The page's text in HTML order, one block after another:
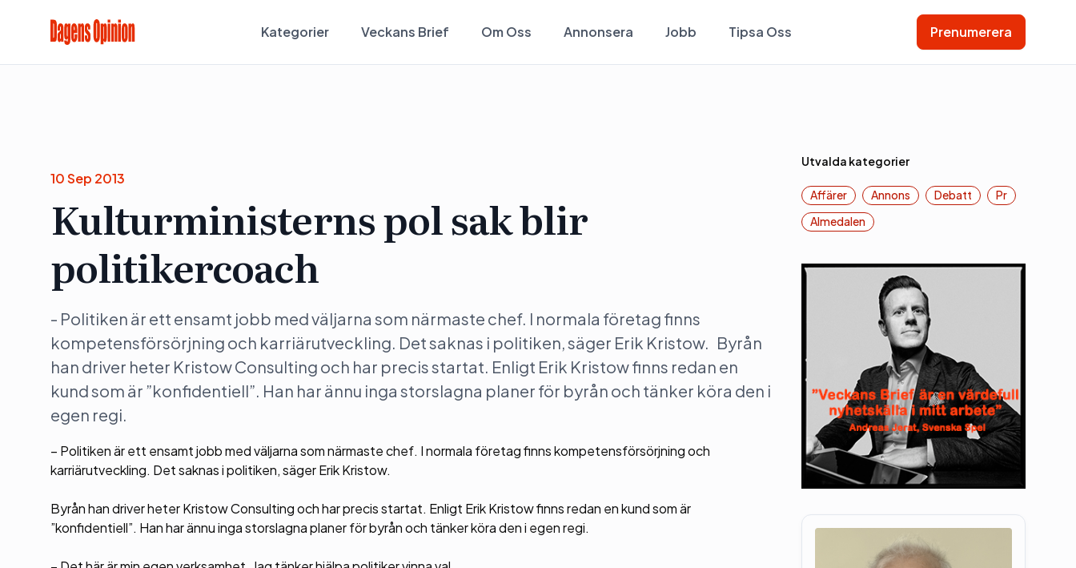
Kategorier Veckans Brief Om Oss Annonsera Jobb Tipsa Oss Prenumerera
10 Sep 2013
Kulturministerns pol sak blir
politikercoach
- Politiken är ett ensamt jobb med väljarna som närmaste chef. I normala företag finns
kompetensförsörjning och karriärutveckling. Det saknas i politiken, säger Erik Kristow. Byrån
han driver heter Kristow Consulting och har precis startat. Enligt Erik Kristow finns redan en
kund som är ”konfidentiell”. Han har ännu inga storslagna planer för byrån och tänker köra den i
egen regi.
– Politiken är ett ensamt jobb med väljarna som närmaste chef. I normala företag finns kompetensförsörjning och
karriärutveckling. Det saknas i politiken, säger Erik Kristow.
Byrån han driver heter Kristow Consulting och har precis startat. Enligt Erik Kristow finns redan en kund som är
”konfidentiell”. Han har ännu inga storslagna planer för byrån och tänker köra den i egen regi.
Utvalda kategorier
Affärer Annons Debatt
Pr
Almedalen